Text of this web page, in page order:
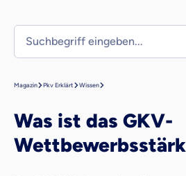
Magazin Pkv Erklärt Wissen
Was ist das GKV-
Weil es uns wichtig